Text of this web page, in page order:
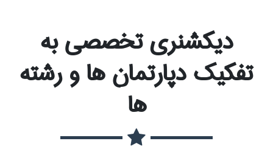
دیکشنری تخصصی به
تفکیک دپارتمان ها و رشته
ها